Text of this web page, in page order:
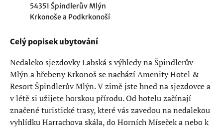
Celý popisek ubytování
Nedaleko sjezdovky Labská s výhledy na Špindlerův
Mlýn a hřebeny Krkonoš se nachází Amenity Hotel &
Resort Špindlerův Mlýn. V zimě jste hned na sjezdovce a
v létě si užijete horskou přírodu. Od hotelu začínají
značené turistické trasy, které vás zavedou na nedalekou
vyhlídku Harrachova skála, do Horních Míseček a nebo k
54351 Špindlerův Mlýn
Krkonoše a Podkrkonoší